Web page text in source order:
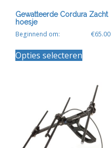
Gewatteerde Cordura Zacht
hoesje
Beginnend om: €65.00
Opties selecteren
variaties.
Deze
optie
kan
gekozen
worden